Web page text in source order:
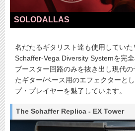
SOLODALLAS
名だたるギタリスト達も使用してい
Schaffer-Vega Diversity Systemを完全
ブースター回路のみを抜き出し現代
たギター/ベース用のエフェクターと
プ・プレイヤーを魅了しています。
The Schaffer Replica - EX Tower